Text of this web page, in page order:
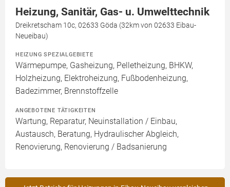
Heizung, Sanitär, Gas- u. Umwelttechnik
Dreikretscham 10c, 02633 Göda (32km von 02633 Eibau-
Neueibau)
HEIZUNG SPEZIALGEBIETE
Wärmepumpe, Gasheizung, Pelletheizung, BHKW,
Holzheizung, Elektroheizung, Fußbodenheizung,
Badezimmer, Brennstoffzelle
ANGEBOTENE TÄTIGKEITEN
Wartung, Reparatur, Neuinstallation / Einbau,
Austausch, Beratung, Hydraulischer Abgleich,
Renovierung, Renovierung / Badsanierung